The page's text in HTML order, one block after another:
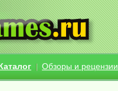
Обзоры и рецензии